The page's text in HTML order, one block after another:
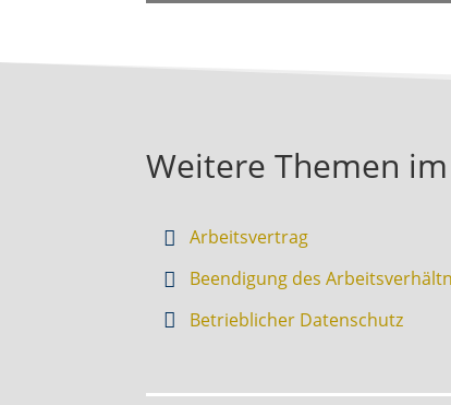
Weitere Themen
Arbeitsvertrag
Beendigung des
Betrieblicher Datenschutz